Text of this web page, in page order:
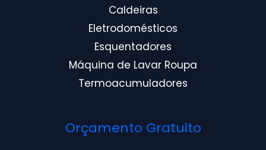
Caldeiras
Eletrodomésticos
Esquentadores
Máquina de Lavar Roupa
Termoacumuladores
Orçamento Gratuito